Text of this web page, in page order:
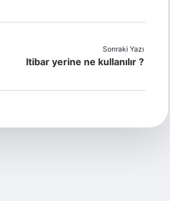
Sonraki Yazı
Itibar yerine ne kullanılır ?